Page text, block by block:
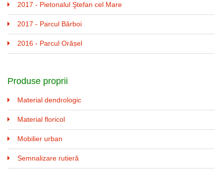
2017 - Pietonalul Ştefan cel Mare
2017 - Parcul Bărboi
2016 - Parcul Orășel
Produse proprii
Material dendrologic
Material floricol
Mobilier urban
Semnalizare rutieră